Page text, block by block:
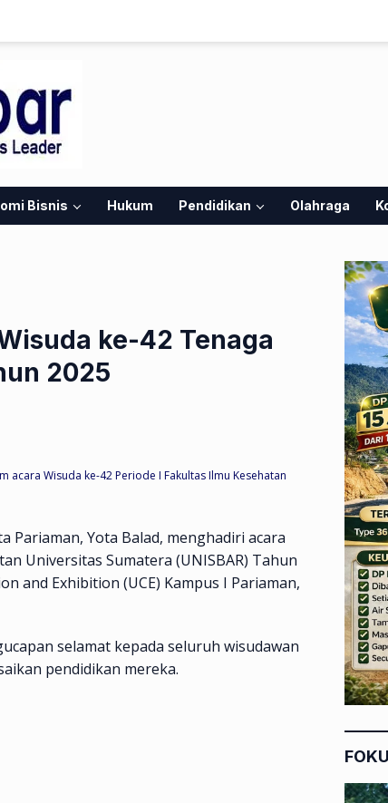
Bisnis Hukum Pendidikan Olahraga
ke-42 Tenaga
2025
Wisuda ke-42 Periode I Fakultas Ilmu Kesehatan
Pariaman, Yota Balad, menghadiri acara
Universitas Sumatera (UNISBAR) Tahun
and Exhibition (UCE) Kampus I Pariaman,
selamat kepada seluruh wisudawan
pendidikan mereka.